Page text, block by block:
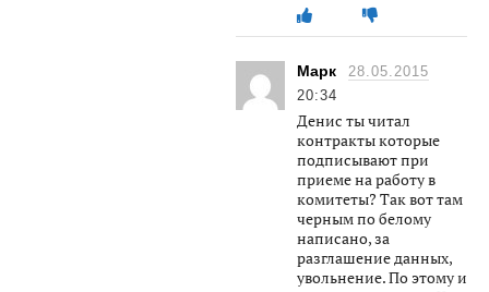
Марк
28.05.2015
20:34
Денис ты читал
контракты которые
подписывают при
приеме на работу в
комитеты? Так вот там
черным по белому
написано, за
разглашение данных,
увольнение. По этому и